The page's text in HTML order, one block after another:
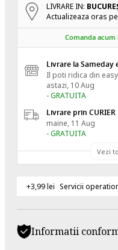
LIVRARE IN:
Actualizeaza oras
Comanda acum
Livrare la Sameday
Il poti ridica din
astazi, 10 Aug
- GRATUITA
Livrare prin CURIER
maine, 11 Aug
- GRATUITA
Vezi
+3,99 lei Servicii
Informatii